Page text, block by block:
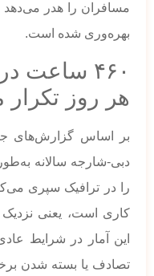
مسافران را هدر
بهره‌وری شده است.
۴۶۰ ساعت
هر روز
کاری است، یعنی
این آمار در شرایط
تصادف یا بسته شدن